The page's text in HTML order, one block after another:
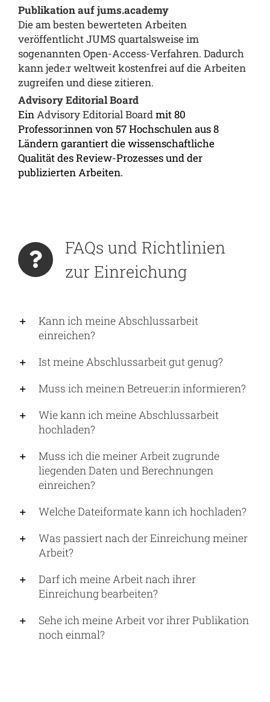
Publikation auf jums.academy
Die am besten bewerteten Arbeiten
veröffentlicht JUMS quartalsweise im
sogenannten Open-Access-Verfahren. Dadurch
kann jede:r weltweit kostenfrei auf die Arbeiten
zugreifen und diese zitieren.
Advisory Editorial Board
Ein Advisory Editorial Board mit 80
Professor:innen von 57 Hochschulen aus 8
Ländern garantiert die wissenschaftliche
Qualität des Review-Prozesses und der
publizierten Arbeiten.
FAQs und Richtlinien
zur Einreichung
Kann ich meine Abschlussarbeit
einreichen?
Ist meine Abschlussarbeit gut genug?
Muss ich meine:n Betreuer:in informieren?
Wie kann ich meine Abschlussarbeit
hochladen?
Muss ich die meiner Arbeit zugrunde
liegenden Daten und Berechnungen
einreichen?
Welche Dateiformate kann ich hochladen?
Was passiert nach der Einreichung meiner
Arbeit?
Darf ich meine Arbeit nach ihrer
Einreichung bearbeiten?
Sehe ich meine Arbeit vor ihrer Publikation
noch einmal?